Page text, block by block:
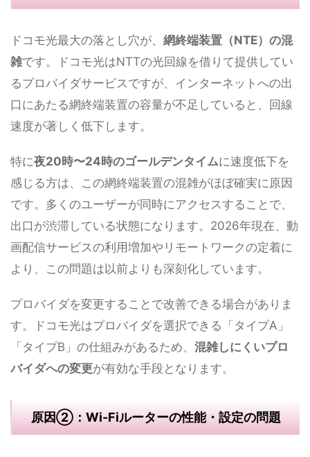
ドコモ光最大の落とし穴が、 網終端装置（NTE）の混
雑です。ドコモ光はNTTの光回線を借りて提供してい
るプロバイダサービスですが、インターネットへの出
口にあたる網終端装置の容量が不足していると、回線
速度が著しく低下します。
特に夜20時〜24時のゴールデンタイムに速度低下を
感じる方は、この網終端装置の混雑がほぼ確実に原因
です。多くのユーザーが同時にアクセスすることで、
出口が渋滞している状態になります。2026年現在、動
画配信サービスの利用増加やリモートワークの定着に
より、この問題は以前よりも深刻化しています。
プロバイダを変更することで改善できる場合がありま
す。ドコモ光はプロバイダを選択できる「タイプA」
「タイプB」の仕組みがあるため、 混雑しにくいプロ
バイダへの変更が有効な手段となります。
原因②：Wi-Fiルーターの性能・設定の問題